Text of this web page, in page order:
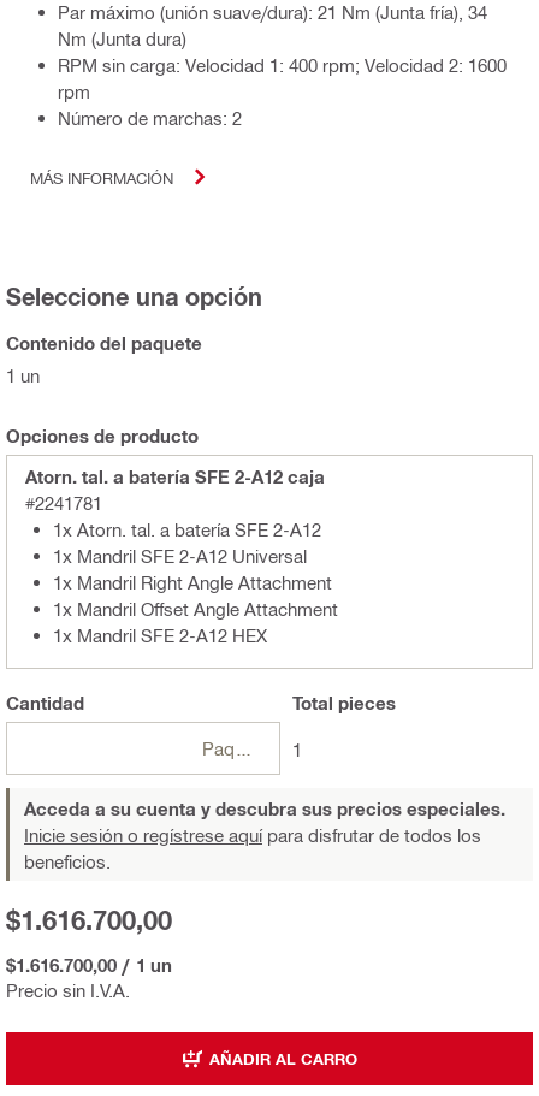
Par máximo (unión suave/dura): 21 Nm (Junta fría), 34
Nm (Junta dura)
RPM sin carga: Velocidad 1: 400 rpm; Velocidad 2: 1600
rpm
Número de marchas: 2
MÁS INFORMACIÓN
Seleccione una opción
Contenido del paquete
1 un
Opciones de producto
Atorn. tal. a batería SFE 2-A12 caja
#2241781
1x Atorn. tal. a batería SFE 2-A12
1x Mandril SFE 2-A12 Universal
1x Mandril Right Angle Attachment
1x Mandril Offset Angle Attachment
1x Mandril SFE 2-A12 HEX
Cantidad Total pieces
1
Acceda a su cuenta y descubra sus precios especiales.
Inicie sesión o regístrese aquípara disfrutar de todos los
beneficios.
Precio sin I.V.A.
$1.616.700,00
$1.616.700,00 / 1 un
AÑADIR AL CARRO